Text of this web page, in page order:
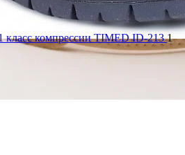
класс компрессии TIMED ID-2131